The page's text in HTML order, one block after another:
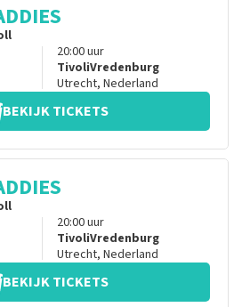
20:00uur
TivoliVredenburg
Utrecht, Nederland
BEKIJK TICKETS
20:00uur
TivoliVredenburg
Utrecht, Nederland
BEKIJK TICKETS